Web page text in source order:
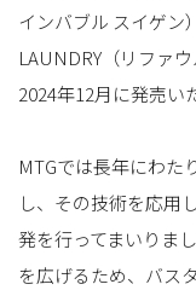
インバブル スイゲン
LAUNDRY（リファ
2024年12月に発売い
MTGでは長年にわた
し、その技術を応用
発を行ってまいりま
を広げるため、バス